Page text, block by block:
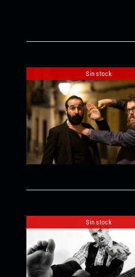
Sin stock
Sin stock